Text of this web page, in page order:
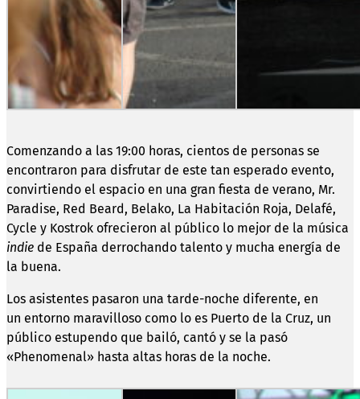
Comenzando a las 19:00 horas, cientos de personas se
encontraron para disfrutar de este tan esperado evento,
convirtiendo el espacio en una gran fiesta de verano, Mr.
Paradise, Red Beard, Belako, La Habitación Roja, Delafé,
Cycle y Kostrok ofrecieron al público lo mejor de la música
indie de España derrochando talento y mucha energía de
la buena.
Los asistentes pasaron una tarde-noche diferente, en
un entorno maravilloso como lo es Puerto de la Cruz, un
público estupendo que bailó, cantó y se la pasó
«Phenomenal» hasta altas horas de la noche.